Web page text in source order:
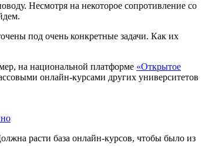
Несмотря на некоторое сопротивление со
под очень конкретные задачи. Как их
на национальной платформе «Открытое
онлайн-курсами других университетов
расти база онлайн-курсов, чтобы было из